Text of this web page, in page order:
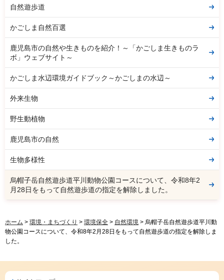
自然遊歩道
かごしま自然百選
鹿児島市の自然や生きものを紹介！～「かごしま生きものラ
ボ」ウェブサイト～
かごしま水辺環境ガイドブック～かごしまの水辺～
外来生物
野生動植物
鹿児島市の自然
生物多様性
烏帽子岳自然遊歩道平川動物公園コースについて、令和8年2
月28日をもって自然遊歩道の指定を解除しました。
ホーム > 環境・まちづくり > 環境保全 > 自然環境 > 烏帽子岳自然遊歩道平川動
物公園コースについて、令和8年2月28日をもって自然遊歩道の指定を解除しま
した。